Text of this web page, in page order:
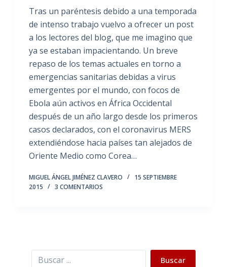
Tras un paréntesis debido a una temporada
de intenso trabajo vuelvo a ofrecer un post
a los lectores del blog, que me imagino que
ya se estaban impacientando. Un breve
repaso de los temas actuales en torno a
emergencias sanitarias debidas a virus
emergentes por el mundo, con focos de
Ebola aún activos en África Occidental
después de un año largo desde los primeros
casos declarados, con el coronavirus MERS
extendiéndose hacia países tan alejados de
Oriente Medio como Corea…
MIGUEL ÁNGEL JIMÉNEZ CLAVERO
15 SEPTIEMBRE
2015
3 COMENTARIOS
Buscar Buscar